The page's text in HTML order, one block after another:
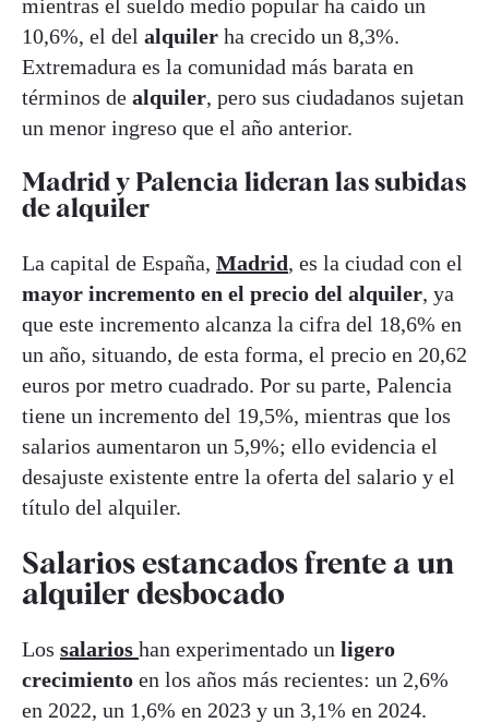
mientras el sueldo medio popular ha caído un
10,6%, el del alquiler ha crecido un 8,3%.
Extremadura es la comunidad más barata en
términos de alquiler, pero sus ciudadanos sujetan
un menor ingreso que el año anterior.
Madrid y Palencia lideran las subidas
de alquiler
La capital de España, Madrid, es la ciudad con el
mayor incremento en el precio del alquiler, ya
que este incremento alcanza la cifra del 18,6% en
un año, situando, de esta forma, el precio en 20,62
euros por metro cuadrado. Por su parte, Palencia
tiene un incremento del 19,5%, mientras que los
salarios aumentaron un 5,9%; ello evidencia el
desajuste existente entre la oferta del salario y el
título del alquiler.
Salarios estancados frente a un
alquiler desbocado
Los salarios han experimentado un ligero
crecimiento en los años más recientes: un 2,6%
en 2022, un 1,6% en 2023 y un 3,1% en 2024.